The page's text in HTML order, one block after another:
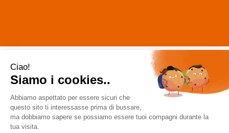
CELIACHIAMO.COM SRL
- VIA DELLA MAGLIANA, 183 00146
Roma (RM)
staff @ celiachiamo.com
| Tel.: 065506174| P.Iva:
10901621002 | Numero R.E.A.: 1212664